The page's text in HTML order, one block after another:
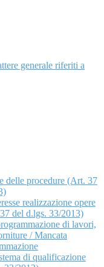
generale riferiti a
delle procedure (Art. 37
realizzazione opere
del d.lgs. 33/2013)
di lavori,
/ Mancata
di qualificazione